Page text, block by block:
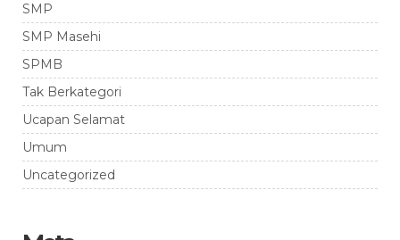
SMP
SMP Masehi
SPMB
Tak Berkategori
Ucapan Selamat
Umum
Uncategorized